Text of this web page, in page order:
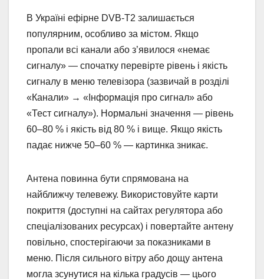
В Україні ефірне DVB-T2 залишається
популярним, особливо за містом. Якщо
пропали всі канали або з’явилося «немає
сигналу» — спочатку перевірте рівень і якість
сигналу в меню телевізора (зазвичай в розділі
«Канали» → «Інформація про сигнал» або
«Тест сигналу»). Нормальні значення — рівень
60–80 % і якість від 80 % і вище. Якщо якість
падає нижче 50–60 % — картинка зникає.
Антена повинна бути спрямована на
найближчу телевежу. Використовуйте карти
покриття (доступні на сайтах регулятора або
спеціалізованих ресурсах) і повертайте антену
повільно, спостерігаючи за показниками в
меню. Після сильного вітру або дощу антена
могла зсунутися на кілька градусів — цього